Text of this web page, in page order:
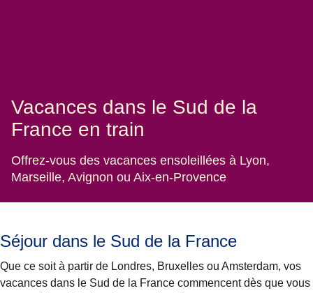
Vacances dans le Sud de la
France en train
Offrez-vous des vacances ensoleillées à Lyon,
Marseille, Avignon ou Aix-en-Provence
Séjour dans le Sud de la France
Que ce soit à partir de Londres, Bruxelles ou Amsterdam, vos
vacances dans le Sud de la France commencent dès que vous